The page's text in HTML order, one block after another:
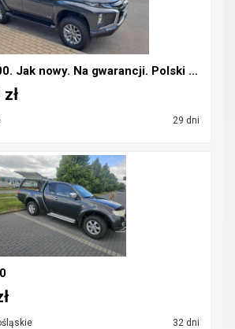
Mitsubishi L 200. Jak nowy. Na gwarancji. Polski s...
29 dni
32 dni